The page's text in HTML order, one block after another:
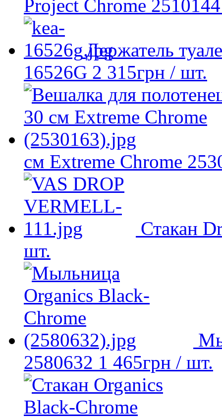
Project Chrome 2510144
Держатель
16526G 2 315грн / шт.
см Extreme Chrome
Стакан
шт.
2580632 1 465грн / шт.